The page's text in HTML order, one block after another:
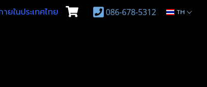
ในประเทศไทย 086-678-5312 TH